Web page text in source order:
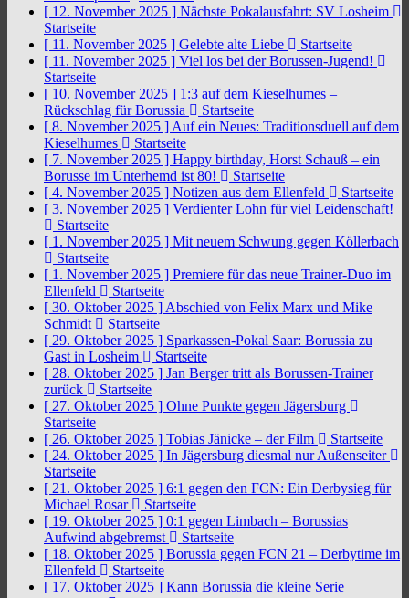
[ 12. November 2025 ] Nächste Pokalausfahrt: SV Losheim
Startseite
[ 11. November 2025 ] Gelebte alte Liebe
Startseite
[ 11. November 2025 ] Viel los bei der Borussen-Jugend!
Startseite
[ 10. November 2025 ] 1:3 auf dem Kieselhumes –
Rückschlag für Borussia
Startseite
[ 8. November 2025 ] Auf ein Neues: Traditionsduell auf dem
Kieselhumes
Startseite
[ 7. November 2025 ] Happy birthday, Horst Schauß – ein
Borusse im Unterhemd ist 80!
Startseite
[ 4. November 2025 ] Notizen aus dem Ellenfeld
Startseite
[ 3. November 2025 ] Verdienter Lohn für viel Leidenschaft!
Startseite
[ 1. November 2025 ] Mit neuem Schwung gegen Köllerbach
Startseite
[ 1. November 2025 ] Premiere für das neue Trainer-Duo im
Ellenfeld
Startseite
[ 30. Oktober 2025 ] Abschied von Felix Marx und Mike
Schmidt
Startseite
[ 29. Oktober 2025 ] Sparkassen-Pokal Saar: Borussia zu
Gast in Losheim
Startseite
[ 28. Oktober 2025 ] Jan Berger tritt als Borussen-Trainer
zurück
Startseite
[ 27. Oktober 2025 ] Ohne Punkte gegen Jägersburg
Startseite
[ 26. Oktober 2025 ] Tobias Jänicke – der Film
Startseite
[ 24. Oktober 2025 ] In Jägersburg diesmal nur Außenseiter
Startseite
[ 21. Oktober 2025 ] 6:1 gegen den FCN: Ein Derbysieg für
Michael Rosar
Startseite
[ 19. Oktober 2025 ] 0:1 gegen Limbach – Borussias
Aufwind abgebremst
Startseite
[ 18. Oktober 2025 ] Borussia gegen FCN 21 – Derbytime im
Ellenfeld
Startseite
[ 17. Oktober 2025 ] Kann Borussia die kleine Serie